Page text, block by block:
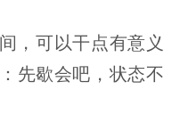
，可以干点有意义
先歇会吧，状态不